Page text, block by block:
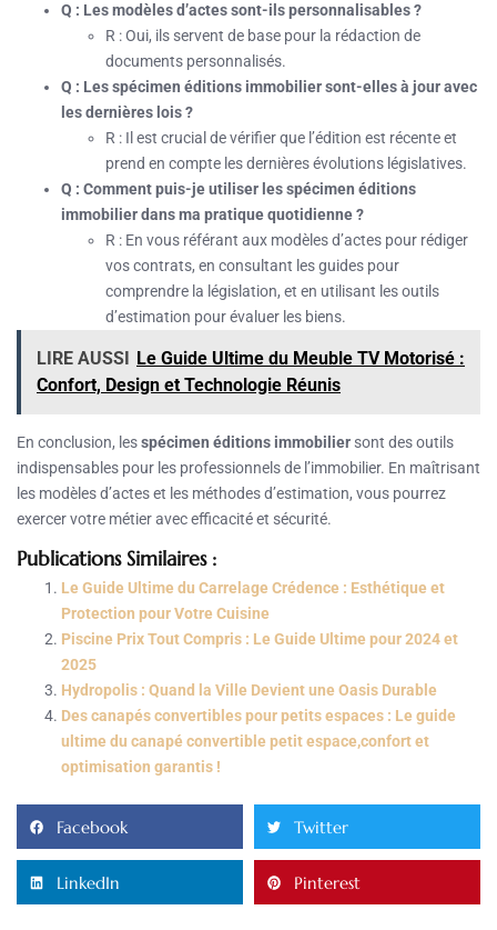
Q : Les modèles d’actes sont-ils personnalisables ?
R : Oui, ils servent de base pour la rédaction de
documents personnalisés.
Q : Les spécimen éditions immobilier sont-elles à jour avec
les dernières lois ?
R : Il est crucial de vérifier que l’édition est récente et
prend en compte les dernières évolutions législatives.
Q : Comment puis-je utiliser les spécimen éditions
immobilier dans ma pratique quotidienne ?
R : En vous référant aux modèles d’actes pour rédiger
vos contrats, en consultant les guides pour
comprendre la législation, et en utilisant les outils
d’estimation pour évaluer les biens.
LIRE AUSSI
Le Guide Ultime du Meuble TV Motorisé :
Confort, Design et Technologie Réunis
En conclusion, lesspécimen éditions immobilier sont des outils
indispensables pour les professionnels de l’immobilier. En maîtrisant
les modèles d’actes et les méthodes d’estimation, vous pourrez
exercer votre métier avec efficacité et sécurité.
Publications Similaires :
Le Guide Ultime du Carrelage Crédence : Esthétique et
Protection pour Votre Cuisine
Piscine Prix Tout Compris : Le Guide Ultime pour 2024 et
2025
Hydropolis : Quand la Ville Devient une Oasis Durable
Des canapés convertibles pour petits espaces : Le guide
ultime du canapé convertible petit espace,confort et
optimisation garantis !
Facebook Twitter
LinkedIn Pinterest